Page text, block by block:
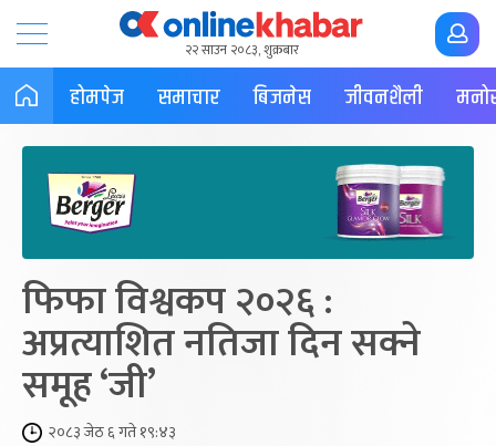
२२ साउन २०८३, शुक्रबार
होमपेज समाचार बिजनेस जीवनशैली
फिफा विश्वकप २०२६ :
अप्रत्याशित नतिजा दिन सक्ने
समूह ‘जी’
२०८३ जेठ ६ गते १९:४३